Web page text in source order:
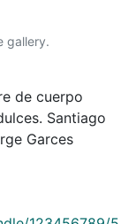
gallery.
de cuerpo
Santiago
Garces